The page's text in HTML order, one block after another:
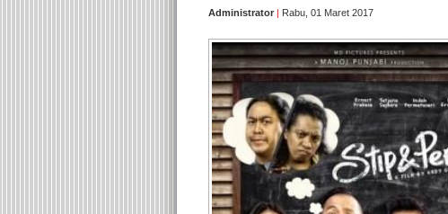
Administrator | Rabu, 01 Maret 2017